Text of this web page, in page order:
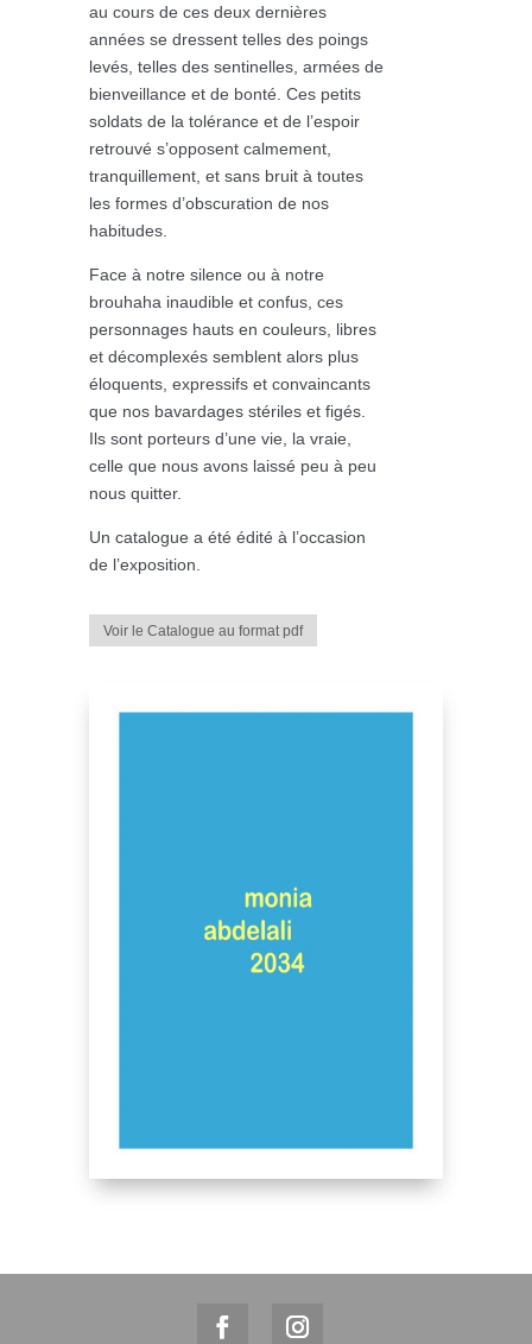
au cours de ces deux dernières
années se dressent telles des poings
levés, telles des sentinelles, armées de
bienveillance et de bonté. Ces petits
soldats de la tolérance et de l’espoir
retrouvé s’opposent calmement,
tranquillement, et sans bruit à toutes
les formes d’obscuration de nos
habitudes.
Face à notre silence ou à notre
brouhaha inaudible et confus, ces
personnages hauts en couleurs, libres
et décomplexés semblent alors plus
éloquents, expressifs et convaincants
que nos bavardages stériles et figés.
Ils sont porteurs d’une vie, la vraie,
celle que nous avons laissé peu à peu
nous quitter.
Un catalogue a été édité à l’occasion
de l’exposition.
Voir le Catalogue au format pdf
VoirPDF